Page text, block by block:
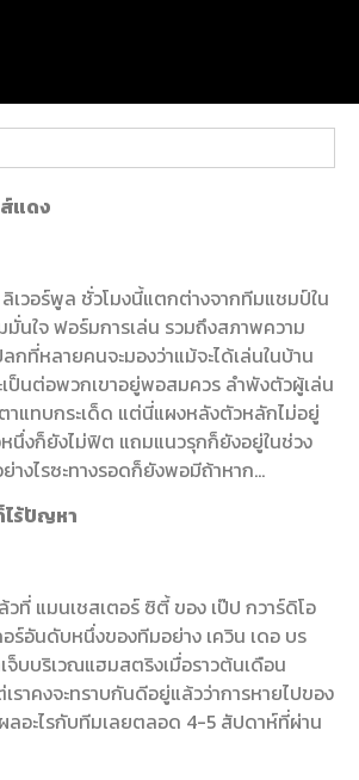
แดง
เวอร์พูล ชั่วโมงนี้แตกต่างจากทีมแชมป์ใน
นใจ ฟอร์มการเล่น รวมถึงสภาพความ
กที่หลายคนจะมองว่าแม้จะได้เล่นในบ้าน
เป็นต่อพวกเขาอยู่พอสมควร ลำพังตัวผู้เล่น
าแทบกระเด็ด แต่นี่แผงหลังตัวหลักไม่อยู่
นึ่งก็ยังไม่ฟิต แถมแนวรุกก็ยังอยู่ในช่วง
างไรซะทางรอดก็ยังพอมีถ้าหาก…
ไร้ปัญหา
วที่ แมนเชสเตอร์ ซิตี้ ของ เป๊ป กวาร์ดิโอ
อร์อันดับหนึ่งของทีมอย่าง เควิน เดอ บร
จ็บบริเวณแฮมสตริงเมื่อราวต้นเดือน
ราคงจะทราบกันดีอยู่แล้วว่าการหายไปของ
ลอะไรกับทีมเลยตลอด 4-5 สัปดาห์ที่ผ่าน